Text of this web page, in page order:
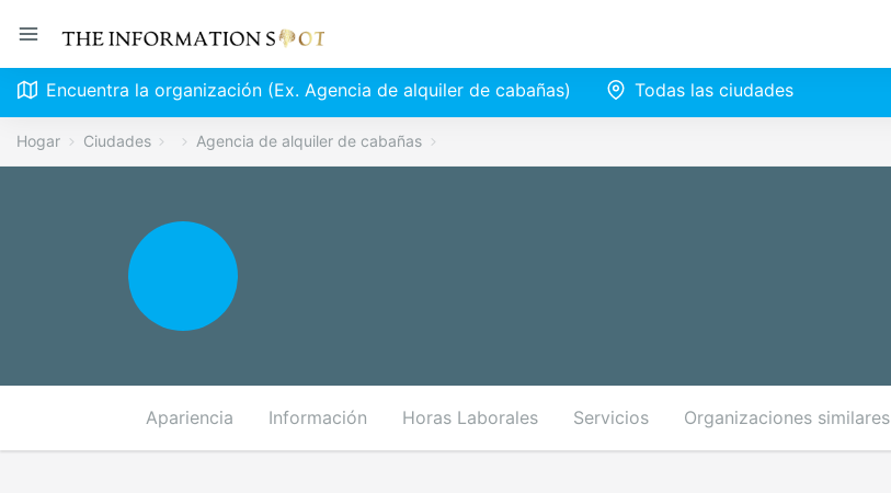
Encuentra la organización (Ex. Agencia de alquiler de cabañas) Todas las ciudades
Hogar Ciudades Agencia de alquiler de cabañas
Apariencia Información Horas Laborales Servicios Organizaciones similares